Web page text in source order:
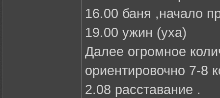
16.00 баня ,начало
19.00 ужин (уха)
Далее огромное
ориентировочно 7-8
2.08 расставание .